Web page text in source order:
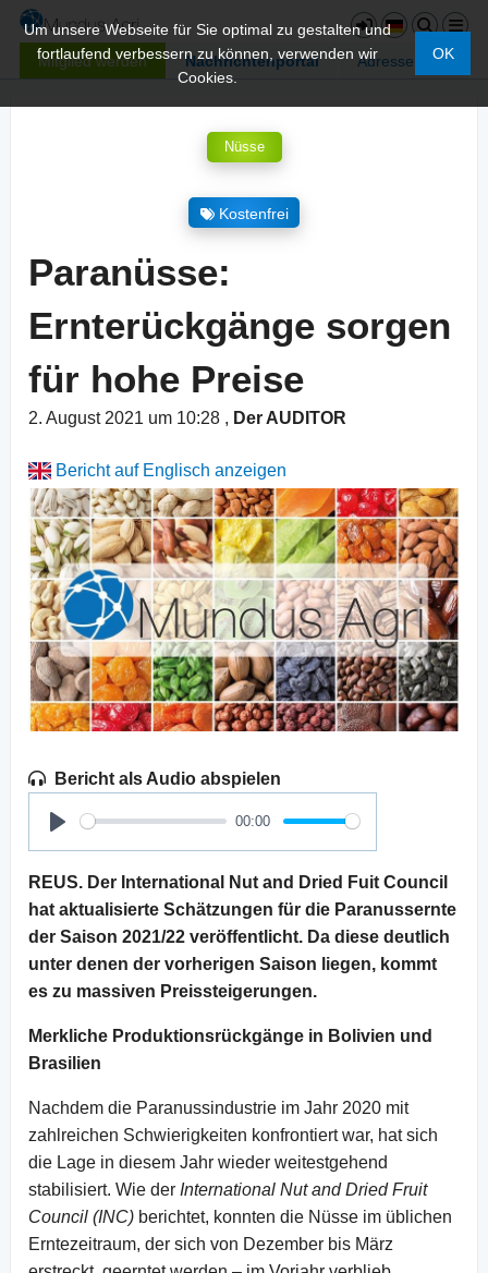
Mitglied werden Nachrichtenportal Adressen
Um unsere Webseite für Sie optimal zu gestalten und
fortlaufend verbessern zu können, verwenden wir
Cookies.
OK
Nüsse
Kostenfrei
Paranüsse:
Ernterückgänge sorgen
für hohe Preise
2. August 2021 um 10:28 , Der AUDITOR
Bericht auf Englisch anzeigen
Bericht als Audio abspielen
Play
00:00
REUS. Der International Nut and Dried Fuit Council
hat aktualisierte Schätzungen für die Paranussernte
der Saison 2021/22 veröffentlicht. Da diese deutlich
unter denen der vorherigen Saison liegen, kommt
es zu massiven Preissteigerungen.
Merkliche Produktionsrückgänge in Bolivien und
Brasilien
Nachdem die Paranussindustrie im Jahr 2020 mit
zahlreichen Schwierigkeiten konfrontiert war, hat sich
die Lage in diesem Jahr wieder weitestgehend
stabilisiert. Wie der International Nut and Dried Fruit
Council (INC) berichtet, konnten die Nüsse im üblichen
Erntezeitraum, der sich von Dezember bis März